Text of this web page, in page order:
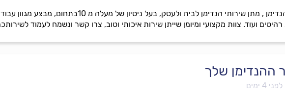
ויסאם שירותי הנדימן , מתן שירותי הנדימן לבית
ועוד. צוות מקצועי ומיומן שייתן שירות איכותי וטוב, צרו קשר ונשמח לעמוד
ההנדימן שלך
ימים